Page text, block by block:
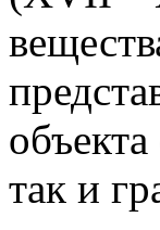
так и